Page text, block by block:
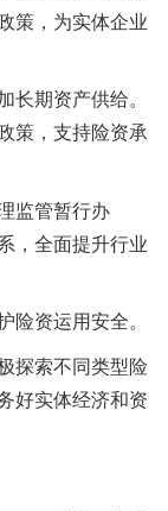
策，为实体企业
长期资产供给。
策，支持险资承
监管暂行办
，全面提升行业
险资运用安全。
探索不同类型险
好实体经济和资